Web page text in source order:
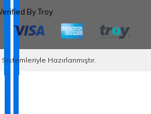
Sistemleriyle Hazırlanmıştır.